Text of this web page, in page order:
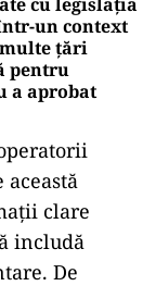
un context
țări
pentru
a aprobat
această
clare
includă
De